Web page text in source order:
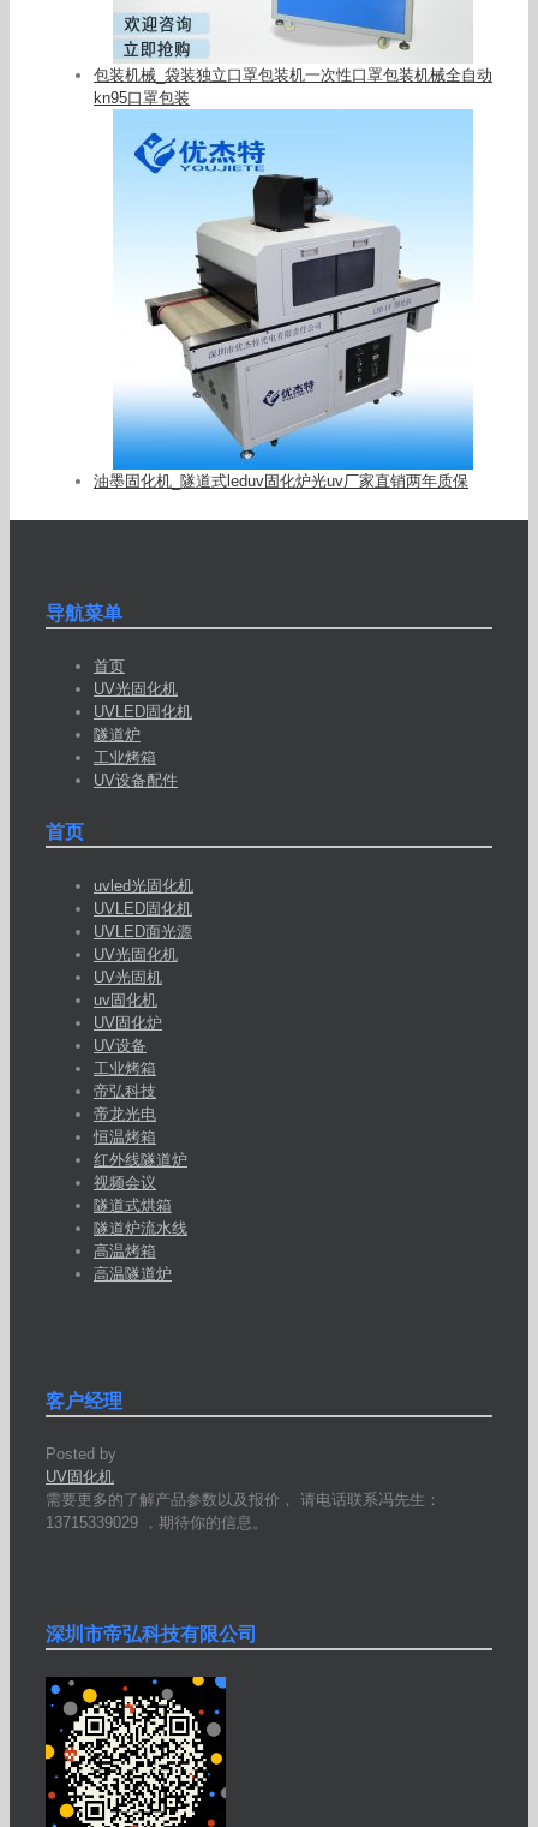
包装机械_袋装独立口罩包装机一次性口罩包装机械全自动
kn95口罩包装
油墨固化机_隧道式leduv固化炉光uv厂家直销两年质保
导航菜单
首页
UV光固化机
UVLED固化机
隧道炉
工业烤箱
UV设备配件
首页
uvled光固化机
UVLED固化机
UVLED面光源
UV光固化机
UV光固机
uv固化机
UV固化炉
UV设备
工业烤箱
帝弘科技
帝龙光电
恒温烤箱
红外线隧道炉
视频会议
隧道式烘箱
隧道炉流水线
高温烤箱
高温隧道炉
客户经理
Posted by
UV固化机
需要更多的了解产品参数以及报价， 请电话联系冯先生：
13715339029 ，期待你的信息。
深圳市帝弘科技有限公司